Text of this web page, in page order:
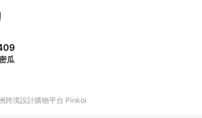
瓜
跨境設計購物平台 Pinkoi